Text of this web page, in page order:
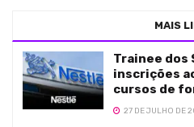
MAIS
Trainee dos
inscrições
cursos de
27 DE JULHO DE